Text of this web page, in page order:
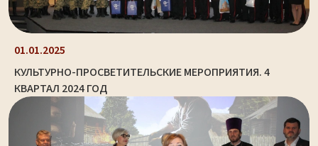
01.01.2025
КУЛЬТУРНО-ПРОСВЕТИТЕЛЬСКИЕ МЕРОПРИЯТИЯ. 4
КВАРТАЛ 2024 ГОД